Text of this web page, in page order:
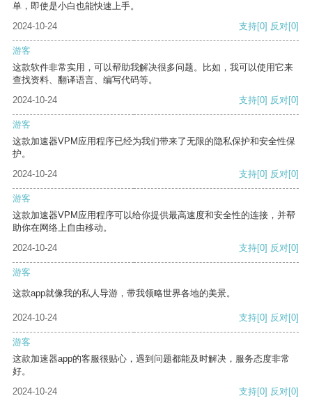
单，即使是小白也能快速上手。
2024-10-24
支持[0] 反对[0]
游客
这款软件非常实用，可以帮助我解决很多问题。比如，我可以使用它来
查找资料、翻译语言、编写代码等。
2024-10-24
支持[0] 反对[0]
游客
这款加速器VPM应用程序已经为我们带来了无限的隐私保护和安全性保
护。
2024-10-24
支持[0] 反对[0]
游客
这款加速器VPM应用程序可以给你提供最高速度和安全性的连接，并帮
助你在网络上自由移动。
2024-10-24
支持[0] 反对[0]
游客
这款app就像我的私人导游，带我领略世界各地的美景。
2024-10-24 支持[0] 反对[0]
游客
这款加速器app的客服很贴心，遇到问题都能及时解决，服务态度非常
好。
2024-10-24
支持[0] 反对[0]